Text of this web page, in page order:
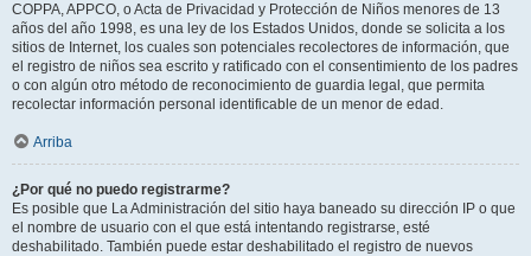
COPPA, APPCO, o Acta de Privacidad y Protección de Niños menores de 13
años del año 1998, es una ley de los Estados Unidos, donde se solicita a los
sitios de Internet, los cuales son potenciales recolectores de información, que
el registro de niños sea escrito y ratificado con el consentimiento de los padres
o con algún otro método de reconocimiento de guardia legal, que permita
recolectar información personal identificable de un menor de edad.
Arriba
¿Por qué no puedo registrarme?
Es posible que La Administración del sitio haya baneado su dirección IP o que
el nombre de usuario con el que está intentando registrarse, esté
deshabilitado. También puede estar deshabilitado el registro de nuevos